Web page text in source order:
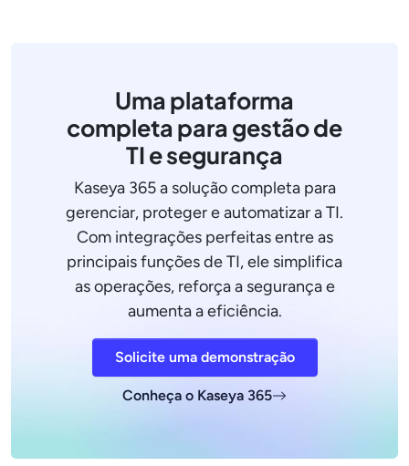
Uma plataforma
completa para gestão de
TI e segurança
Kaseya 365 a solução completa para
gerenciar, proteger e automatizar a TI.
Com integrações perfeitas entre as
principais funções de TI, ele simplifica
as operações, reforça a segurança e
aumenta a eficiência.
Solicite uma demonstração
Conheça o Kaseya 365